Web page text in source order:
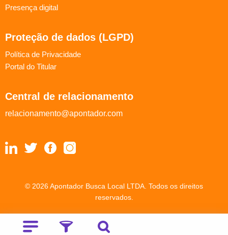
Presença digital
Proteção de dados (LGPD)
Política de Privacidade
Portal do Titular
Central de relacionamento
relacionamento@apontador.com
© 2026 Apontador Busca Local LTDA. Todos os direitos
reservados.